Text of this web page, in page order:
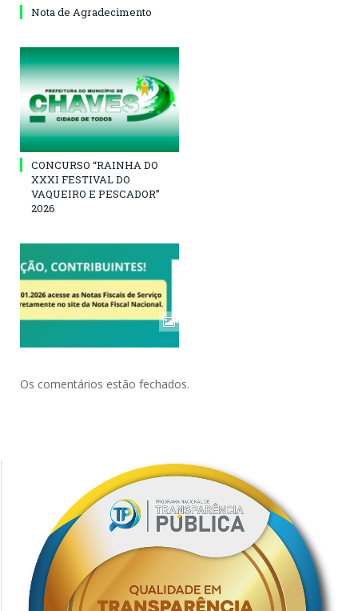
Nota de Agradecimento
CONCURSO “RAINHA DO
XXXI FESTIVAL DO
VAQUEIRO E PESCADOR”
2026
Os comentários estão fechados.